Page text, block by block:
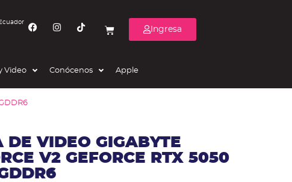
Ingresa
Video Conócenos Apple
DE VIDEO GIGABYTE
V2 GEFORCE RTX 5050